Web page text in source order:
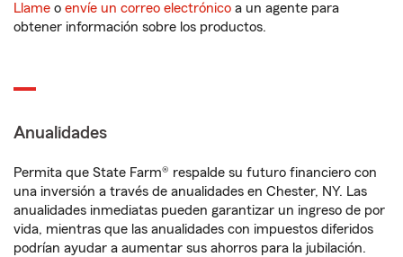
Llame o envíe un correo electrónico a un agente para
obtener información sobre los productos.
Anualidades
Permita que State Farm® respalde su futuro financiero con
una inversión a través de anualidades en Chester, NY. Las
anualidades inmediatas pueden garantizar un ingreso de por
vida, mientras que las anualidades con impuestos diferidos
podrían ayudar a aumentar sus ahorros para la jubilación.